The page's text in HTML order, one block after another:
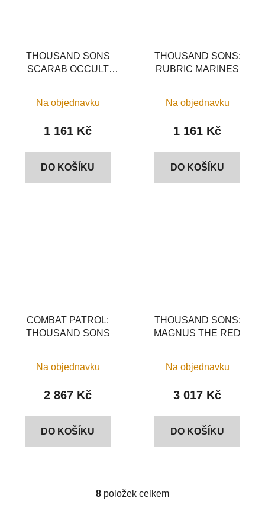
THOUSAND SONS
SCARAB OCCULT
Na objednavku
1 161 Kč
DO KOŠÍKU
THOUSAND SONS:
RUBRIC MARINES
Na objednavku
1 161 Kč
DO KOŠÍKU
COMBAT PATROL:
THOUSAND SONS
Na objednavku
2 867 Kč
DO KOŠÍKU
THOUSAND SONS:
MAGNUS THE RED
Na objednavku
3 017 Kč
DO KOŠÍKU
O
8 položek celkem